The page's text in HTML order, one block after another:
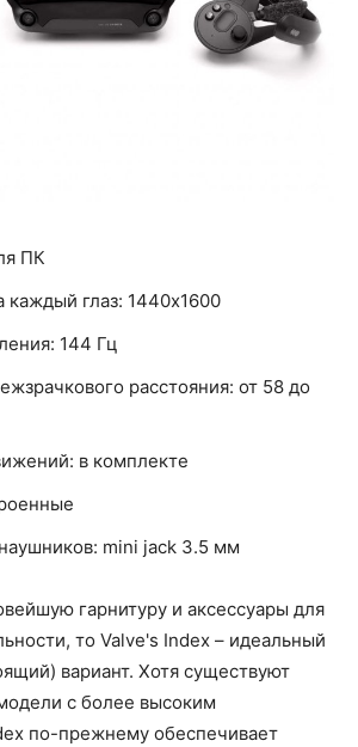
ПК
каждый глаз: 1440x1600
144 Гц
расстояния: от 58 до
в комплекте
mini jack 3.5 мм
гарнитуру и аксессуары для
то Valve's Index – идеальный
вариант. Хотя существуют
с более высоким
по-прежнему обеспечивает